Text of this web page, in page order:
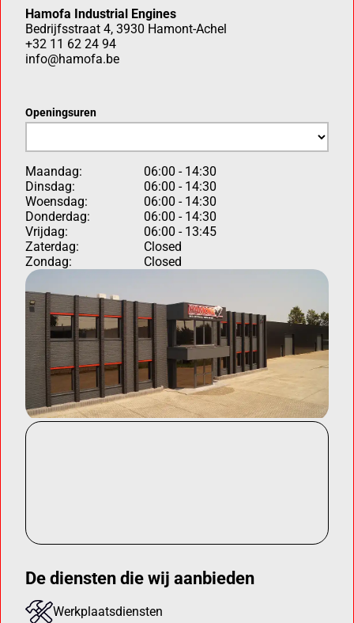
Hamofa Industrial Engines
Bedrijfsstraat 4, 3930 Hamont-Achel
+32 11 62 24 94
info@hamofa.be
Openingsuren
Maandag:
06:00 - 14:30
Dinsdag:
06:00 - 14:30
Woensdag:
06:00 - 14:30
Donderdag:
06:00 - 14:30
Vrijdag:
06:00 - 13:45
Zaterdag:
Closed
Zondag:
Closed
De diensten die wij aanbieden
Werkplaatsdiensten